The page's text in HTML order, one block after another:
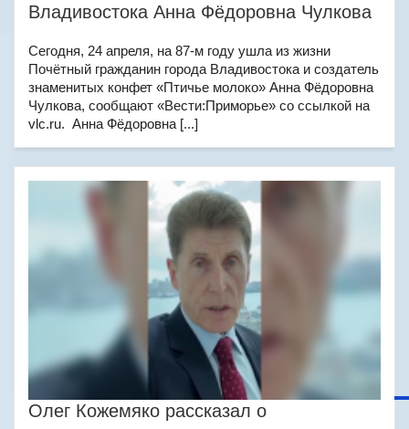
Владивостока Анна Фёдоровна Чулкова
Сегодня, 24 апреля, на 87-м году ушла из жизни
Почётный гражданин города Владивостока и создатель
знаменитых конфет «Птичье молоко» Анна Фёдоровна
Чулкова, сообщают «Вести:Приморье» со ссылкой на
vlc.ru. Анна Фёдоровна [...]
Олег Кожемяко рассказал о